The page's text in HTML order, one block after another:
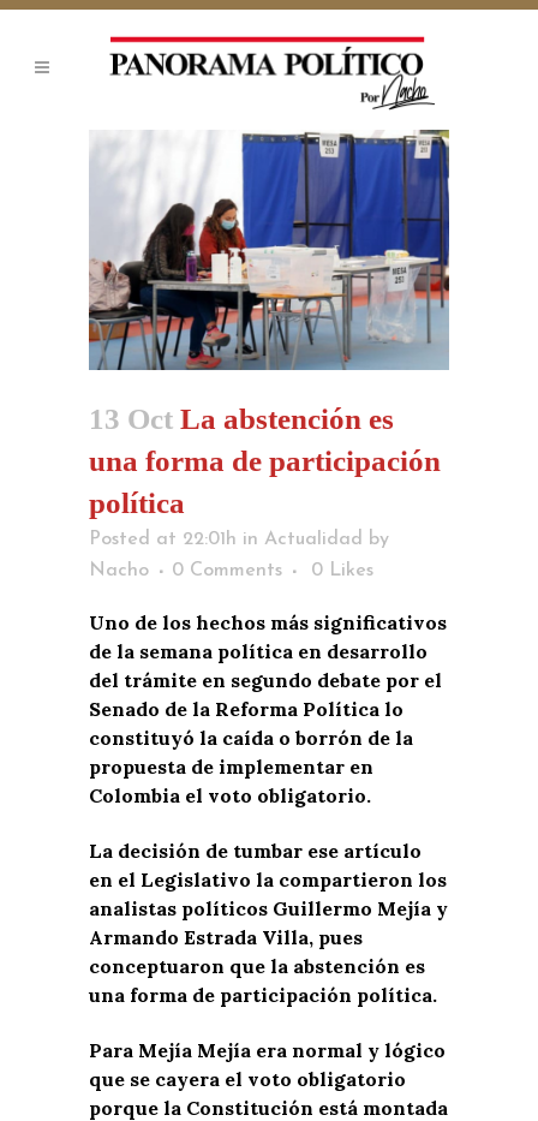
13 Oct La abstención es
una forma de participación
política
Posted at 22:01h in Actualidad
by
Nacho
0 Comments 0 Likes
Uno de los hechos más significativos
de la semana política en desarrollo
del trámite en segundo debate por el
Senado de la Reforma Política lo
constituyó la caída o borrón de la
propuesta de implementar en
Colombia el voto obligatorio.
La decisión de tumbar ese artículo
en el Legislativo la compartieron los
analistas políticos Guillermo Mejía y
Armando Estrada Villa, pues
conceptuaron que la abstención es
una forma de participación política.
Para Mejía Mejía era normal y lógico
que se cayera el voto obligatorio
porque la Constitución está montada